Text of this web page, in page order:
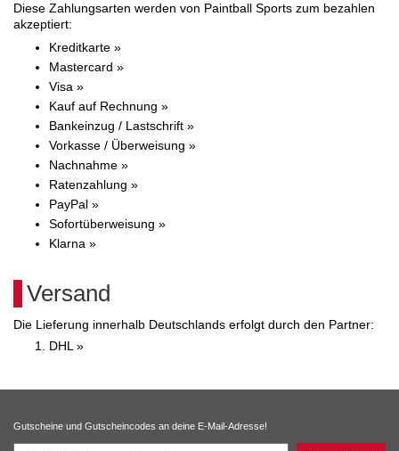
Diese Zahlungsarten werden von Paintball Sports zum bezahlen
akzeptiert:
Kreditkarte »
Mastercard »
Visa »
Kauf auf Rechnung »
Bankeinzug / Lastschrift »
Vorkasse / Überweisung »
Nachnahme »
Ratenzahlung »
PayPal »
Sofortüberweisung »
Klarna »
Versand
Die Lieferung innerhalb Deutschlands erfolgt durch den Partner:
DHL »
Gutscheine und Gutscheincodes an deine E-Mail-Adresse!